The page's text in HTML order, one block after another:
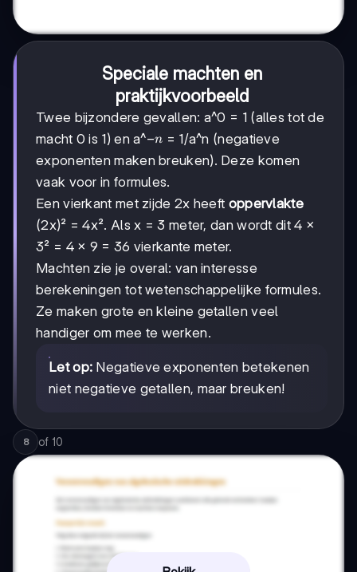
Speciale machten en
praktijkvoorbeeld
Twee bijzondere gevallen: a^0 = 1 (alles tot de
macht 0 is 1) en a^-
n
−n = 1/a^n (negatieve
exponenten maken breuken). Deze komen
vaak voor in formules.
Een vierkant met zijde 2x heeft oppervlakte
(2x)² = 4x². Als x = 3 meter, dan wordt dit 4 ×
3² = 4 × 9 = 36 vierkante meter.
Machten zie je overal: van interesse
berekeningen tot wetenschappelijke formules.
Ze maken grote en kleine getallen veel
handiger om mee te werken.
Let op: Negatieve exponenten betekenen
niet negatieve getallen, maar breuken!
8 of 10